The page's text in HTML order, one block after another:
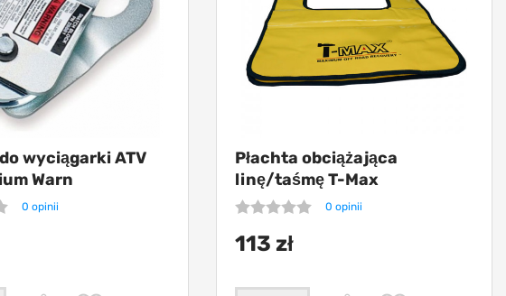
wyciągarki ATV
Warn
0 opinii
Płachta obciążająca
linę/taśmę T-Max
0 opinii
113 zł